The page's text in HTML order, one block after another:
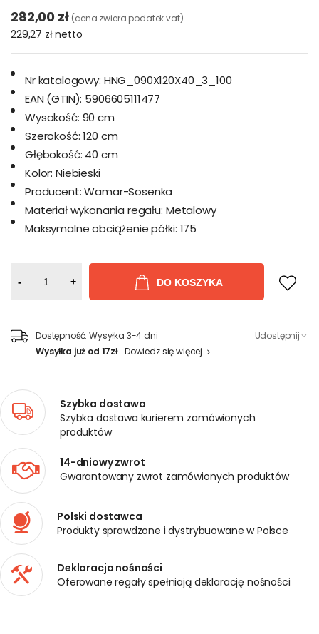
282,00 zł (cena zwiera podatek vat)
229,27 złnetto
Nr katalogowy: HNG_090X120X40_3_100
EAN (GTIN): 5906605111477
Wysokość: 90 cm
Szerokość: 120 cm
Głębokość: 40 cm
Kolor: Niebieski
Producent: Wamar-Sosenka
Materiał wykonania regału: Metalowy
Maksymalne obciążenie półki: 175
- + DO KOSZYKA
Dostępność: Wysyłka 3-4 dni
Wysyłka już od 17zł Dowiedz się więcej
Udostępnij
Szybka dostawa
Szybka dostawa kurierem zamówionych
produktów
14-dniowy zwrot
Gwarantowany zwrot zamówionych produktów
Polski dostawca
Produkty sprawdzone i dystrybuowane w Polsce
Deklaracja nośności
Oferowane regały spełniają deklarację nośności